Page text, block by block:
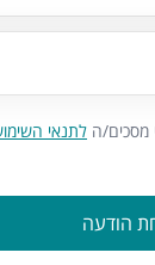
מסכים/ה לתנאי
הודעה